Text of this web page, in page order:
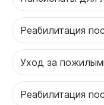
Реабилитация
Уход за
Реабилитация